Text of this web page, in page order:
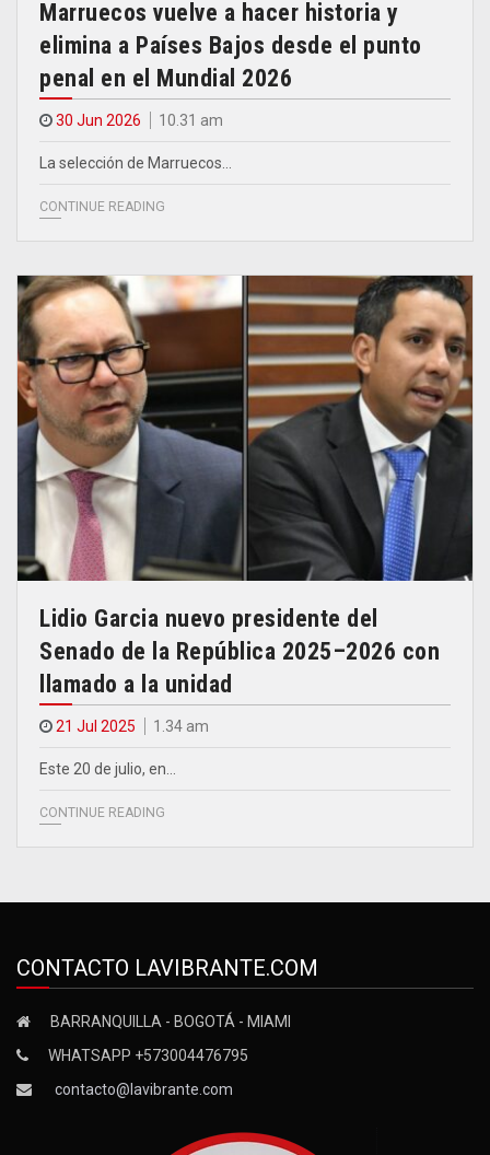
Marruecos vuelve a hacer historia y
elimina a Países Bajos desde el punto
penal en el Mundial 2026
30 Jun 2026 10.31 am
La selección de Marruecos…
CONTINUE READING
Lidio Garcia nuevo presidente del
Senado de la República 2025–2026 con
llamado a la unidad
21 Jul 2025 1.34 am
Este 20 de julio, en…
CONTINUE READING
CONTACTO LAVIBRANTE.COM
BARRANQUILLA - BOGOTÁ - MIAMI
WHATSAPP +573004476795
contacto@lavibrante.com